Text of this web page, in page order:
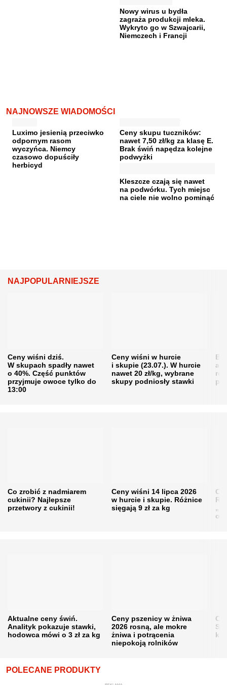
Nowy wirus u bydła
zagraża produkcji mleka.
Wykryto go w Szwajcarii,
Niemczech i Francji
NAJNOWSZE WIADOMOŚCI
Luximo jesienią przeciwko
odpornym rasom
wyczyńca. Niemcy
czasowo dopuściły
herbicyd
Ceny skupu tuczników:
nawet 7,50 zł/kg za klasę E.
Brak świń napędza kolejne
podwyżki
Kleszcze czają się nawet
na podwórku. Tych miejsc
na ciele nie wolno pominąć
NAJPOPULARNIEJSZE
Ceny wiśni dziś.
W skupach spadły nawet
o 40%. Część punktów
przyjmuje owoce tylko do
13:00
Ceny wiśni w hurcie
i skupie (23.07.). W hurcie
nawet 20 zł/kg, wybrane
skupy podniosły stawki
Co zrobić z nadmiarem
cukinii? Najlepsze
przetwory z cukinii!
Ceny wiśni 14 lipca 2026
w hurcie i skupie. Różnice
sięgają 9 zł za kg
Aktualne ceny świń.
Analityk pokazuje stawki,
hodowca mówi o 3 zł za kg
Ceny pszenicy w żniwa
2026 rosną, ale mokre
żniwa i potrącenia
niepokoją rolników
POLECANE PRODUKTY